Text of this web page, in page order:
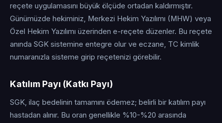
reçete uygulamasını büyük ölçüde ortadan kaldırmıştır.
Günümüzde hekiminiz, Merkezi Hekim Yazılımı (MHW) veya
Özel Hekim Yazılımı üzerinden e-reçete düzenler. Bu reçete
anında SGK sistemine entegre olur ve eczane, TC kimlik
numaranızla sisteme girip reçetenizi görebilir.
Katılım Payı (Katkı Payı)
SGK, ilaç bedelinin tamamını ödemez; belirli bir katılım payı
hastadan alınır. Bu oran genellikle %10-%20 arasında